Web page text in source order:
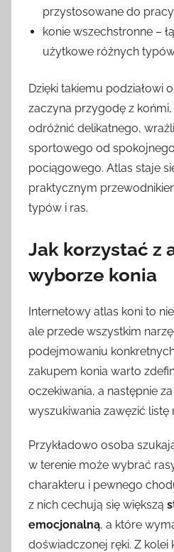
przystosowane do
konie wszechstronne –
użytkowe różnych
Dzięki takiemu podziałowi
zaczyna przygodę z
odróżnić delikatnego,
sportowego od
pociągowego. Atlas staje
praktycznym
typów i ras.
Jak korzystać z
wyborze konia
Internetowy atlas koni to
ale przede wszystkim
podejmowaniu
zakupem konia warto
oczekiwania, a następnie
wyszukiwania zawęzić listę
Przykładowo osoba
w terenie może wybrać
charakteru i pewnego
z nich cechują się większą
emocjonalną, a które
doświadczonej ręki. Z